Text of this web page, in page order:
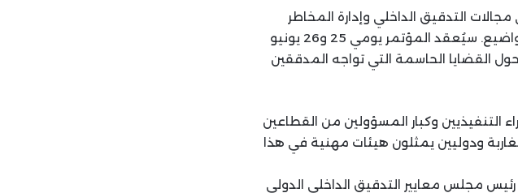
التدقيق الداخلي وإدارة المخاطر
والرقابة المستمرة والامتثال والحوكمة لمناقشة هذه المواضيع. سيُعقد المؤتمر يومي 25 و26 يونيو
حول القضايا الحاسمة التي تواجه المدققين
بما في ذلك المدراء التنفيذيين وكبار المسؤولين من القطاعين
ودوليين يمثلون هيئات مهنية في هذا
رئيس مجلس معايير التدقيق الداخلي الدولي